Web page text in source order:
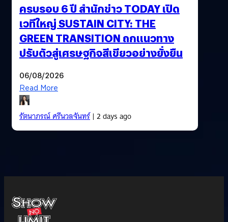
ครบรอบ 6 ปี สำนักข่าว TODAY เปิด
เวทีใหญ่ SUSTAIN CITY: THE
GREEN TRANSITION ถกแนวทาง
ปรับตัวสู่เศรษฐกิจสีเขียวอย่างยั่งยืน
06/08/2026
Read More
รัตนาภรณ์ ศรีนวลจันทร์| 2 days ago